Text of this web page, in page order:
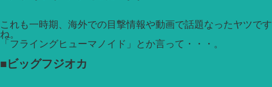
これも一時期、海外での目撃情報や動画で話題なったヤツです
ね。
「フライングヒューマノイド」とか言って・・・。
■ビッグフジオカ